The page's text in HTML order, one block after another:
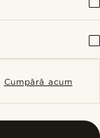
Cumpără acum